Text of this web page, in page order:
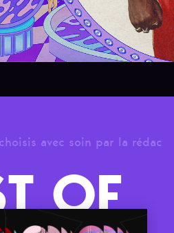
avec soin par la rédac
OF